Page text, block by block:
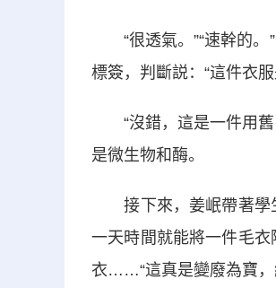
“很透氣。”“速幹的。”
標簽，判斷説：“這件衣
“沒錯，這是一件用舊
是微生物和酶。
接下來，姜岷帶著學生
一天時間就能將一件毛
衣……“這真是變廢為寶，